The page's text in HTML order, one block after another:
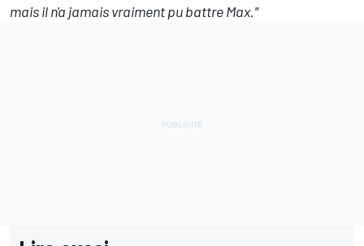
mais il n'a jamais vraiment pu battre Max."